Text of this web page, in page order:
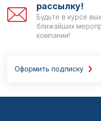
рассылку!
Будьте в курсе
ближайших
компании!
Оформить подписку